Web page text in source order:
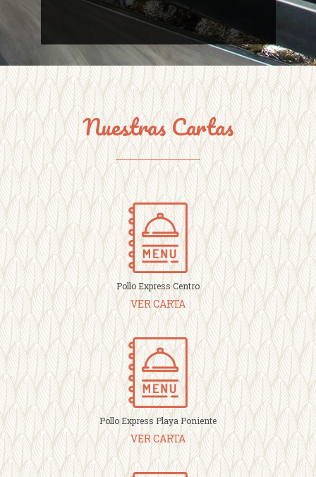
Nuestras Cartas
Pollo Express Centro
VER CARTA
Pollo Express Playa Poniente
VER CARTA